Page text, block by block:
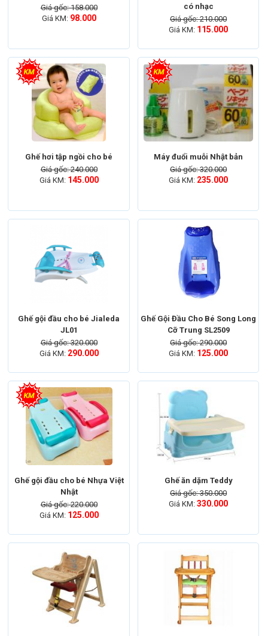
Giá gốc: 158.000
Giá KM: 98.000
có nhạc
Giá gốc: 210.000
Giá KM: 115.000
Ghế hơi tập ngồi cho bé
Giá gốc: 240.000
Giá KM: 145.000
Máy đuổi muỗi Nhật bản
Giá gốc: 320.000
Giá KM: 235.000
Ghế gội đầu cho bé Jialeda
JL01
Giá gốc: 320.000
Giá KM: 290.000
Ghế Gội Đầu Cho Bé Song Long
Cỡ Trung SL2509
Giá gốc: 290.000
Giá KM: 125.000
Ghế gội đầu cho bé Nhựa Việt
Nhật
Giá gốc: 220.000
Giá KM: 125.000
Ghế ăn dặm Teddy
Giá gốc: 350.000
Giá KM:330.000